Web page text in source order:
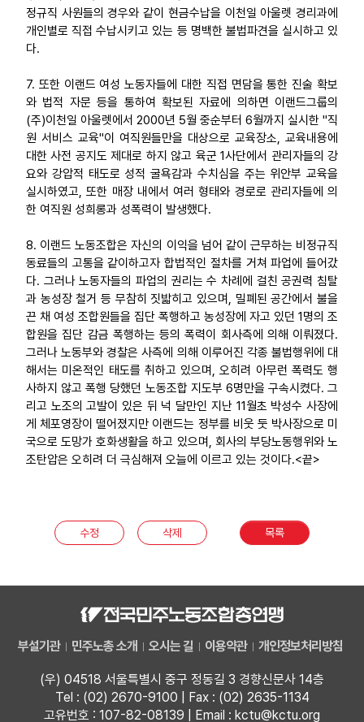
정규직 사원들의 경우와 같이 현금수납을 이천일 아울렛 경리과에
개인별로 직접 수납시키고 있는 등 명백한 불법파견을 실시하고 있
다.
7. 또한 이랜드 여성 노동자들에 대한 직접 면담을 통한 진술 확보
와 법적 자문 등을 통하여 확보된 자료에 의하면 이랜드그룹의
(주)이천일 아울렛에서 2000년 5월 중순부터 6월까지 실시한 "직
원 서비스 교육"이 여직원들만을 대상으로 교육장소, 교육내용에
대한 사전 공지도 제대로 하지 않고 육군 1사단에서 관리자들의 강
요와 강압적 태도로 성적 굴욕감과 수치심을 주는 위안부 교육을
실시하였고, 또한 매장 내에서 여러 형태와 경로로 관리자들에 의
한 여직원 성희롱과 성폭력이 발생했다.
8. 이랜드 노동조합은 자신의 이익을 넘어 같이 근무하는 비정규직
동료들의 고통을 같이하고자 합법적인 절차를 거쳐 파업에 들어갔
다. 그러나 노동자들의 파업의 권리는 수 차례에 걸친 공권력 침탈
과 농성장 철거 등 무참히 짓밟히고 있으며, 밀폐된 공간에서 불을
끈 채 여성 조합원들을 집단 폭행하고 농성장에 자고 있던 1명의 조
합원을 집단 감금 폭행하는 등의 폭력이 회사측에 의해 이뤄졌다.
그러나 노동부와 경찰은 사측에 의해 이루어진 각종 불법행위에 대
해서는 미온적인 태도를 취하고 있으며, 오히려 아무런 폭력도 행
사하지 않고 폭행 당했던 노동조합 지도부 6명만을 구속시켰다. 그
리고 노조의 고발이 있은 뒤 넉 달만인 지난 11월초 박성수 사장에
게 체포영장이 떨어졌지만 이랜드는 정부를 비웃 둣 박사장으로 미
국으로 도망가 호화생활을 하고 있으며, 회사의 부당노동행위와 노
조탄압은 오히려 더 극심해져 오늘에 이르고 있는 것이다.<끝>
수정 삭제 목록
부설기관 민주노총 소개 오시는 길 이용약관 개인정보처리방침
(우) 04518 서울특별시 중구 정동길 3 경향신문사 14층
Tel : (02) 2670-9100 | Fax : (02) 2635-1134
고유번호 : 107-82-08139 | Email : kctu@kctu.org